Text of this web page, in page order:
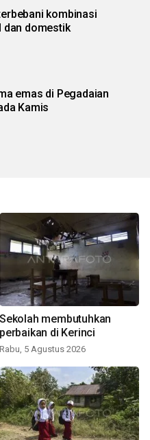
kombinasi
dan domestik
emas di Pegadaian
Kamis
Sekolah membutuhkan
perbaikan di Kerinci
Rabu, 5 Agustus 2026